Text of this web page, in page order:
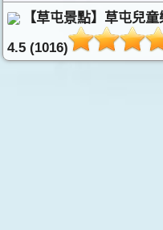
【草屯景點】草屯兒
4.5 (1016)